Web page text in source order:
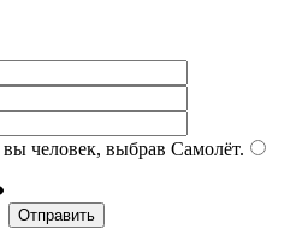
человек, выбрав Самолёт.